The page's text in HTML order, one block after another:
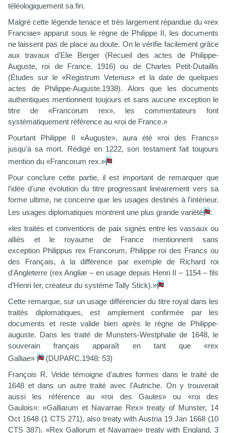
téléologiquement sa fin.
Malgré cette légende tenace et très largement répandue du «rex
Franciae» apparut sous le règne de Philippe II, les documents
ne laissent pas de place au doute. On le vérifie facilement grâce
aux travaux d'Elie Berger (Recueil des actes de Philippe-
Auguste, roi de France. 1916) ou de Charles Petit-Dutaillis
(Études sur le «Registrum Veterius» et la date de quelques
actes de Philippe-Auguste.1938). Alors que les documents
authentiques mentionnent toujours et sans aucune exception le
titre de «Francorum rex», les commentateurs font
systématiquement référence au «roi de France.»
Pourtant Philippe II «Auguste», aura été «roi des Francs»
jusqu'à sa mort. Rédigé en 1222, son testament fait toujours
mention du «Francorum rex.»21
Pour conclure cette partie, il est important de remarquer que
l'idée d'une évolution du titre progressant linéairement vers sa
forme ultime, ne concerne que les usages destinés à l'intérieur.
Les usages diplomatiques montrent une plus grande variété22:
«les traités et conventions de paix signés entre les vassaux ou
alliés et le royaume de France mentionnent sans
exception Philippus rex Francorum, Philippe roi des Francs ou
des Français, à la différence par exemple de Richard roi
d'Angleterre (rex Angliæ – en usage depuis Henri II – 1154 – fils
d’Henri Ier, créateur du système Tally Stick).»23
Cette remarque, sur un usage différencier du titre royal dans les
traités diplomatiques, est amplement confirmée par les
documents et reste valide bien après le règne de Philippe-
auguste. Dans les traité de Munsters-Westphalie de 1648, le
souverain français apparaît en tant que «rex
Galliae» 24 (DUPARC.1948: 53)
François R. Velde témoigne d'autres formes dans le traité de
1648 et dans un autre traité avec l'Autriche. On y trouverait
aussi les référence au «roi des Gaules» ou «roi des
Gaulois»: «Galliarum et Navarrae Rex» treaty of Munster, 14
Oct 1648 (1 CTS 271), also treaty with Austria 19 Jan 1668 (10
CTS 387). «Rex Gallorum et Navarrae» treaty with England, 3